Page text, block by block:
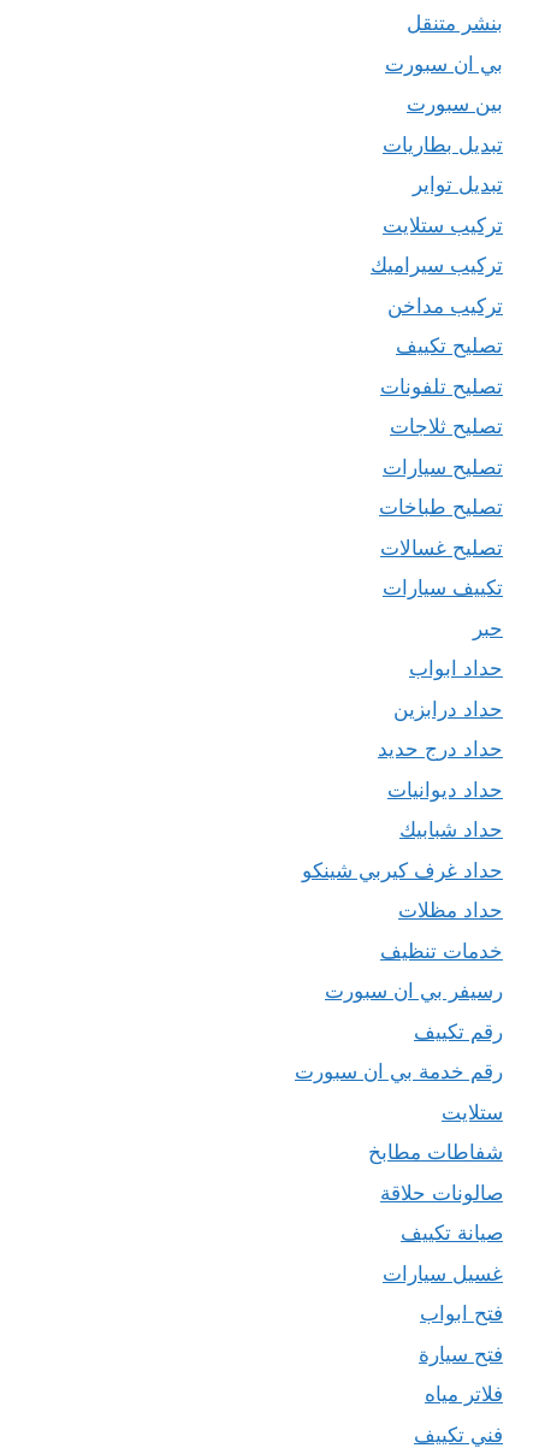
بنشر متنقل
بي ان سبورت
بين سبورت
تبديل بطاريات
تبديل تواير
تركيب ستلايت
تركيب سيراميك
تركيب مداخن
تصليح تكييف
تصليح تلفونات
تصليح ثلاجات
تصليح سيارات
تصليح طباخات
تصليح غسالات
تكييف سيارات
حبر
حداد ابواب
حداد درابزين
حداد درج حديد
حداد ديوانيات
حداد شبابيك
حداد غرف كيربي شينكو
حداد مظلات
خدمات تنظيف
رسيفر بي ان سبورت
رقم تكييف
رقم خدمة بي ان سبورت
ستلايت
شفاطات مطابخ
صالونات حلاقة
صيانة تكييف
غسيل سيارات
فتح ابواب
فتح سيارة
فلاتر مياه
فني تكييف